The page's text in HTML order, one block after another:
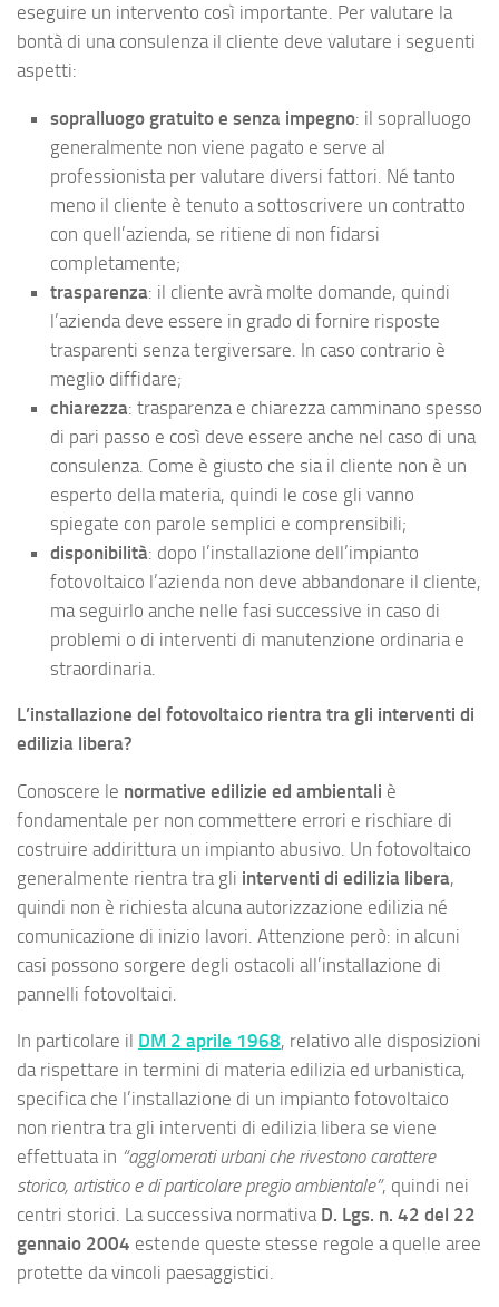
eseguire un intervento così importante. Per valutare la
bontà di una consulenza il cliente deve valutare i seguenti
aspetti:
sopralluogo gratuito e senza impegno: il sopralluogo
generalmente non viene pagato e serve al
professionista per valutare diversi fattori. Né tanto
meno il cliente è tenuto a sottoscrivere un contratto
con quell’azienda, se ritiene di non fidarsi
completamente;
trasparenza: il cliente avrà molte domande, quindi
l’azienda deve essere in grado di fornire risposte
trasparenti senza tergiversare. In caso contrario è
meglio diffidare;
chiarezza: trasparenza e chiarezza camminano spesso
di pari passo e così deve essere anche nel caso di una
consulenza. Come è giusto che sia il cliente non è un
esperto della materia, quindi le cose gli vanno
spiegate con parole semplici e comprensibili;
disponibilità: dopo l’installazione dell’impianto
fotovoltaico l’azienda non deve abbandonare il cliente,
ma seguirlo anche nelle fasi successive in caso di
problemi o di interventi di manutenzione ordinaria e
straordinaria.
L’installazione del fotovoltaico rientra tra gli interventi di
edilizia libera?
Conoscere le normative edilizie ed ambientali è
fondamentale per non commettere errori e rischiare di
costruire addirittura un impianto abusivo. Un fotovoltaico
generalmente rientra tra gli interventi di edilizia libera,
quindi non è richiesta alcuna autorizzazione edilizia né
comunicazione di inizio lavori. Attenzione però: in alcuni
casi possono sorgere degli ostacoli all’installazione di
pannelli fotovoltaici.
In particolare il DM 2 aprile 1968, relativo alle disposizioni
da rispettare in termini di materia edilizia ed urbanistica,
specifica che l’installazione di un impianto fotovoltaico
non rientra tra gli interventi di edilizia libera se viene
effettuata in “agglomerati urbani che rivestono carattere
storico, artistico e di particolare pregio ambientale”, quindi nei
centri storici. La successiva normativa D. Lgs. n. 42 del 22
gennaio 2004 estende queste stesse regole a quelle aree
protette da vincoli paesaggistici.